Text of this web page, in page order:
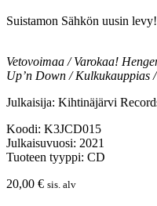
Suistamon Sähkön uusin levy!
Vetovoimaa / Varokaa!
Up’n Down / Kulkukauppias
Julkaisija: Kihtinäjärvi
Koodi: K3JCD015
Julkaisuvuosi: 2021
Tuoteen tyyppi: CD
20,00 € sis. alv